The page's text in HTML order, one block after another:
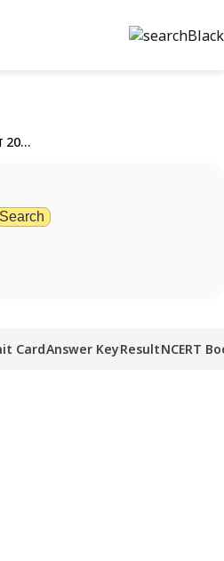
आरपीएससी आरएएस अंतिम परिणाम 2023 (घोषित): परिणाम और मेरिट सूची देखें
Search
CardAnswer KeyResultNCERT